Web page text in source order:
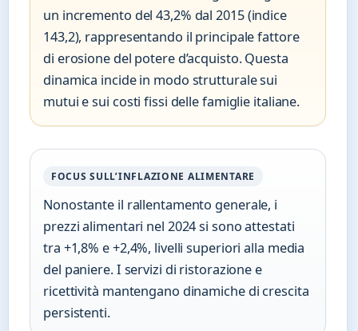
un incremento del 43,2% dal 2015 (indice
143,2), rappresentando il principale fattore
di erosione del potere d’acquisto. Questa
dinamica incide in modo strutturale sui
mutui e sui costi fissi delle famiglie italiane.
FOCUS SULL’INFLAZIONE ALIMENTARE
Nonostante il rallentamento generale, i
prezzi alimentari nel 2024 si sono attestati
tra +1,8% e +2,4%, livelli superiori alla media
del paniere. I servizi di ristorazione e
ricettività mantengano dinamiche di crescita
persistenti.